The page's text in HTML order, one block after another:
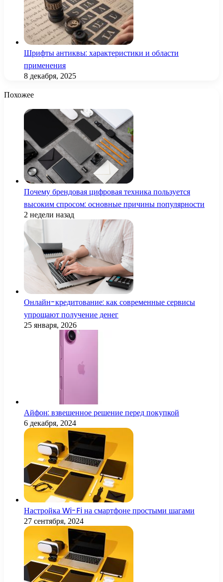
Шрифты антиквы: характеристики и области
применения
8 декабря, 2025
Похожее
Почему брендовая цифровая техника пользуется
высоким спросом: основные причины популярности
2 недели назад
Онлайн-кредитование: как современные сервисы
упрощают получение денег
25 января, 2026
Айфон: взвешенное решение перед покупкой
6 декабря, 2024
Настройка Wi-Fi на смартфоне простыми шагами
27 сентября, 2024